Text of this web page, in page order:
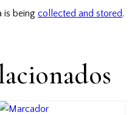
is being collected and stored.